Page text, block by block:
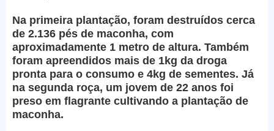
Na primeira plantação, foram destruídos cerca
de 2.136 pés de maconha, com
aproximadamente 1 metro de altura. Também
foram apreendidos mais de 1kg da droga
pronta para o consumo e 4kg de sementes. Já
na segunda roça, um jovem de 22 anos foi
preso em flagrante cultivando a plantação de
maconha.